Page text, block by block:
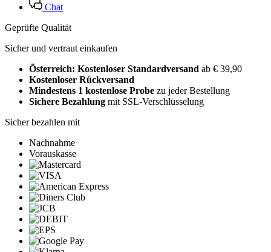
Chat
Geprüfte Qualität
Sicher und vertraut einkaufen
Österreich: Kostenloser Standardversand ab € 39,90
Kostenloser Rückversand
Mindestens 1 kostenlose Probe zu jeder Bestellung
Sichere Bezahlung mit SSL-Verschlüsselung
Sicher bezahlen mit
Nachnahme
Vorauskasse